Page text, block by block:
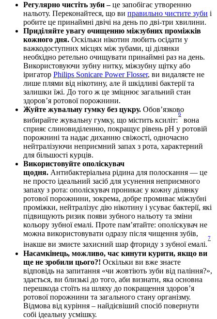
Регулярно чистіть зуби – це запобігає утворенню
нальоту. Переконайтеся, що ви правильно чистите зуби і
робите це принаймні двічі на день по дві-три хвилини.
Приділяйте увагу очищенню міжзубних проміжків
кожного дня. Оскільки нікотин любить осідати у
важкодоступних місцях між зубами, ці ділянки
необхідно ретельно очищувати принаймні раз на день.
Використовуючи зубну нитку, міжзубну щітку або
іригатор Philips Sonicare Power Flosser, ви видаляєте не
лише плями від нікотину, але й шкідливі бактерії та
залишки їжі. До того ж це зміцнює загальний стан
здоров’я ротової порожнини.
Жуйте жувальну гумку без цукру. Обов’язково
вибирайте жувальну гумку, що містить ксиліт:
6
вона
сприяє слиновиділенню, покращує рівень рН у ротовій
порожнині та надає диханню свіжості, одночасно
нейтралізуючи неприємний запах з рота, характерний
для більшості курців.
Використовуйте ополіскувач
щодня. Антибактеріальна рідина для полоскання — це
не просто ідеальний засіб для усунення неприємного
запаху з рота: ополіскувач проникає у кожну ділянку
ротової порожнини, зокрема, добре промиває міжзубні
проміжки, нейтралізує дію нікотину і усуває бактерії, які
підвищують ризик появи зубного нальоту та зміни
кольору зубної емалі. Проте пам’ятайте: ополіскувач не
можна використовувати одразу після чищення зубів,
інакше ви змиєте захисний шар фториду з зубної емалі.
7
Насамкінець, можливо, час кинути курити, якщо ви
ще не зробили цього?! Оскільки ви вже знаєте
відповідь на запитання «чи жовтіють зуби від паління?»,
здається, ви близькі до того, аби визнати, яка основна
перешкода стоїть на шляху до покращення здоров’я
ротової порожнини та загального стану організму.
Відмова від куріння – найдієвіший спосіб повернути
собі ідеальну усмішку.